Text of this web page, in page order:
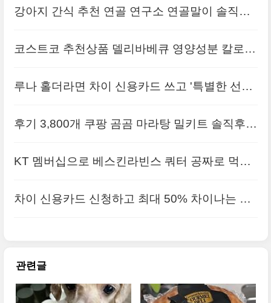
강아지 간식 추천 연골 연구소 연골말이 솔직후
코스트코 추천상품 델리바베큐 영양성분 칼로리
루나 홀더라면 차이 신용카드 쓰고 '특별한 선
후기 3,800개 쿠팡 곰곰 마라탕 밀키트 솔직후기
KT 멤버십으로 베스킨라빈스 쿼터 공짜로 먹는
차이 신용카드 신청하고 최대 50% 차이나는 할
관련글